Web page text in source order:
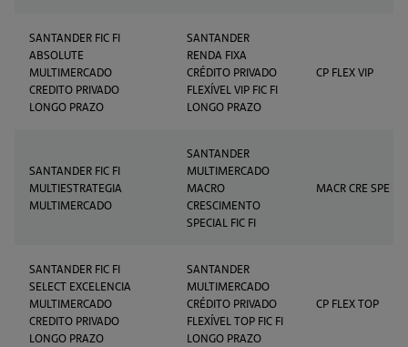
SANTANDER FIC FI
ABSOLUTE
MULTIMERCADO
CREDITO PRIVADO
LONGO PRAZO
SANTANDER
RENDA FIXA
CRÉDITO PRIVADO
FLEXÍVEL VIP FIC FI
LONGO PRAZO
CP FLEX VIP
SANTANDER FIC FI
MULTIESTRATEGIA
MULTIMERCADO
SANTANDER
MULTIMERCADO
MACRO
CRESCIMENTO
SPECIAL FIC FI
MACR CRE SPE
SANTANDER FIC FI
SELECT EXCELENCIA
MULTIMERCADO
CREDITO PRIVADO
LONGO PRAZO
SANTANDER
MULTIMERCADO
CRÉDITO PRIVADO
FLEXÍVEL TOP FIC FI
LONGO PRAZO
CP FLEX TOP